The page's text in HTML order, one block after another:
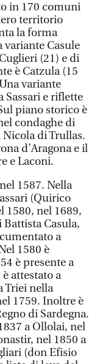
in 170 comuni
territorio
la forma
Casule
(21) e di
è Catzula (15
variante
Sassari e riflette
piano storico è
condaghe di
Nicola di Trullas.
d’Aragona e il
e Laconi.
1587. Nella
(Quirico
1580, nel 1689,
Casula,
a
1580 è
è presente a
attestato a
Triei nella
1759. Inoltre è
di Sardegna.
a Ollolai, nel
nel 1850 a
(don Efisio